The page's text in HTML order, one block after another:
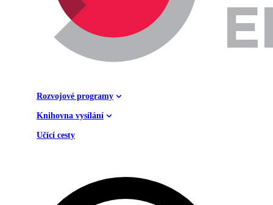
Rozvojové programy
Knihovna vysílání
Učící cesty